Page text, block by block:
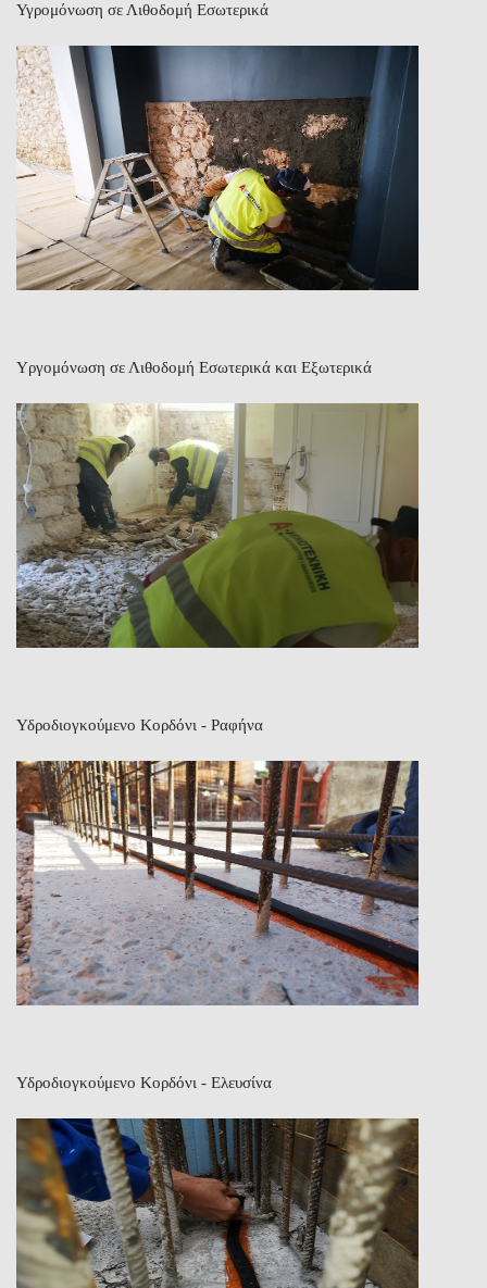
Υγρομόνωση σε Λιθοδομή Εσωτερικά
Υργομόνωση σε Λιθοδομή Εσωτερικά και Εξωτερικά
Υδροδιογκούμενο Κορδόνι - Ραφήνα
Υδροδιογκούμενο Κορδόνι - Ελευσίνα